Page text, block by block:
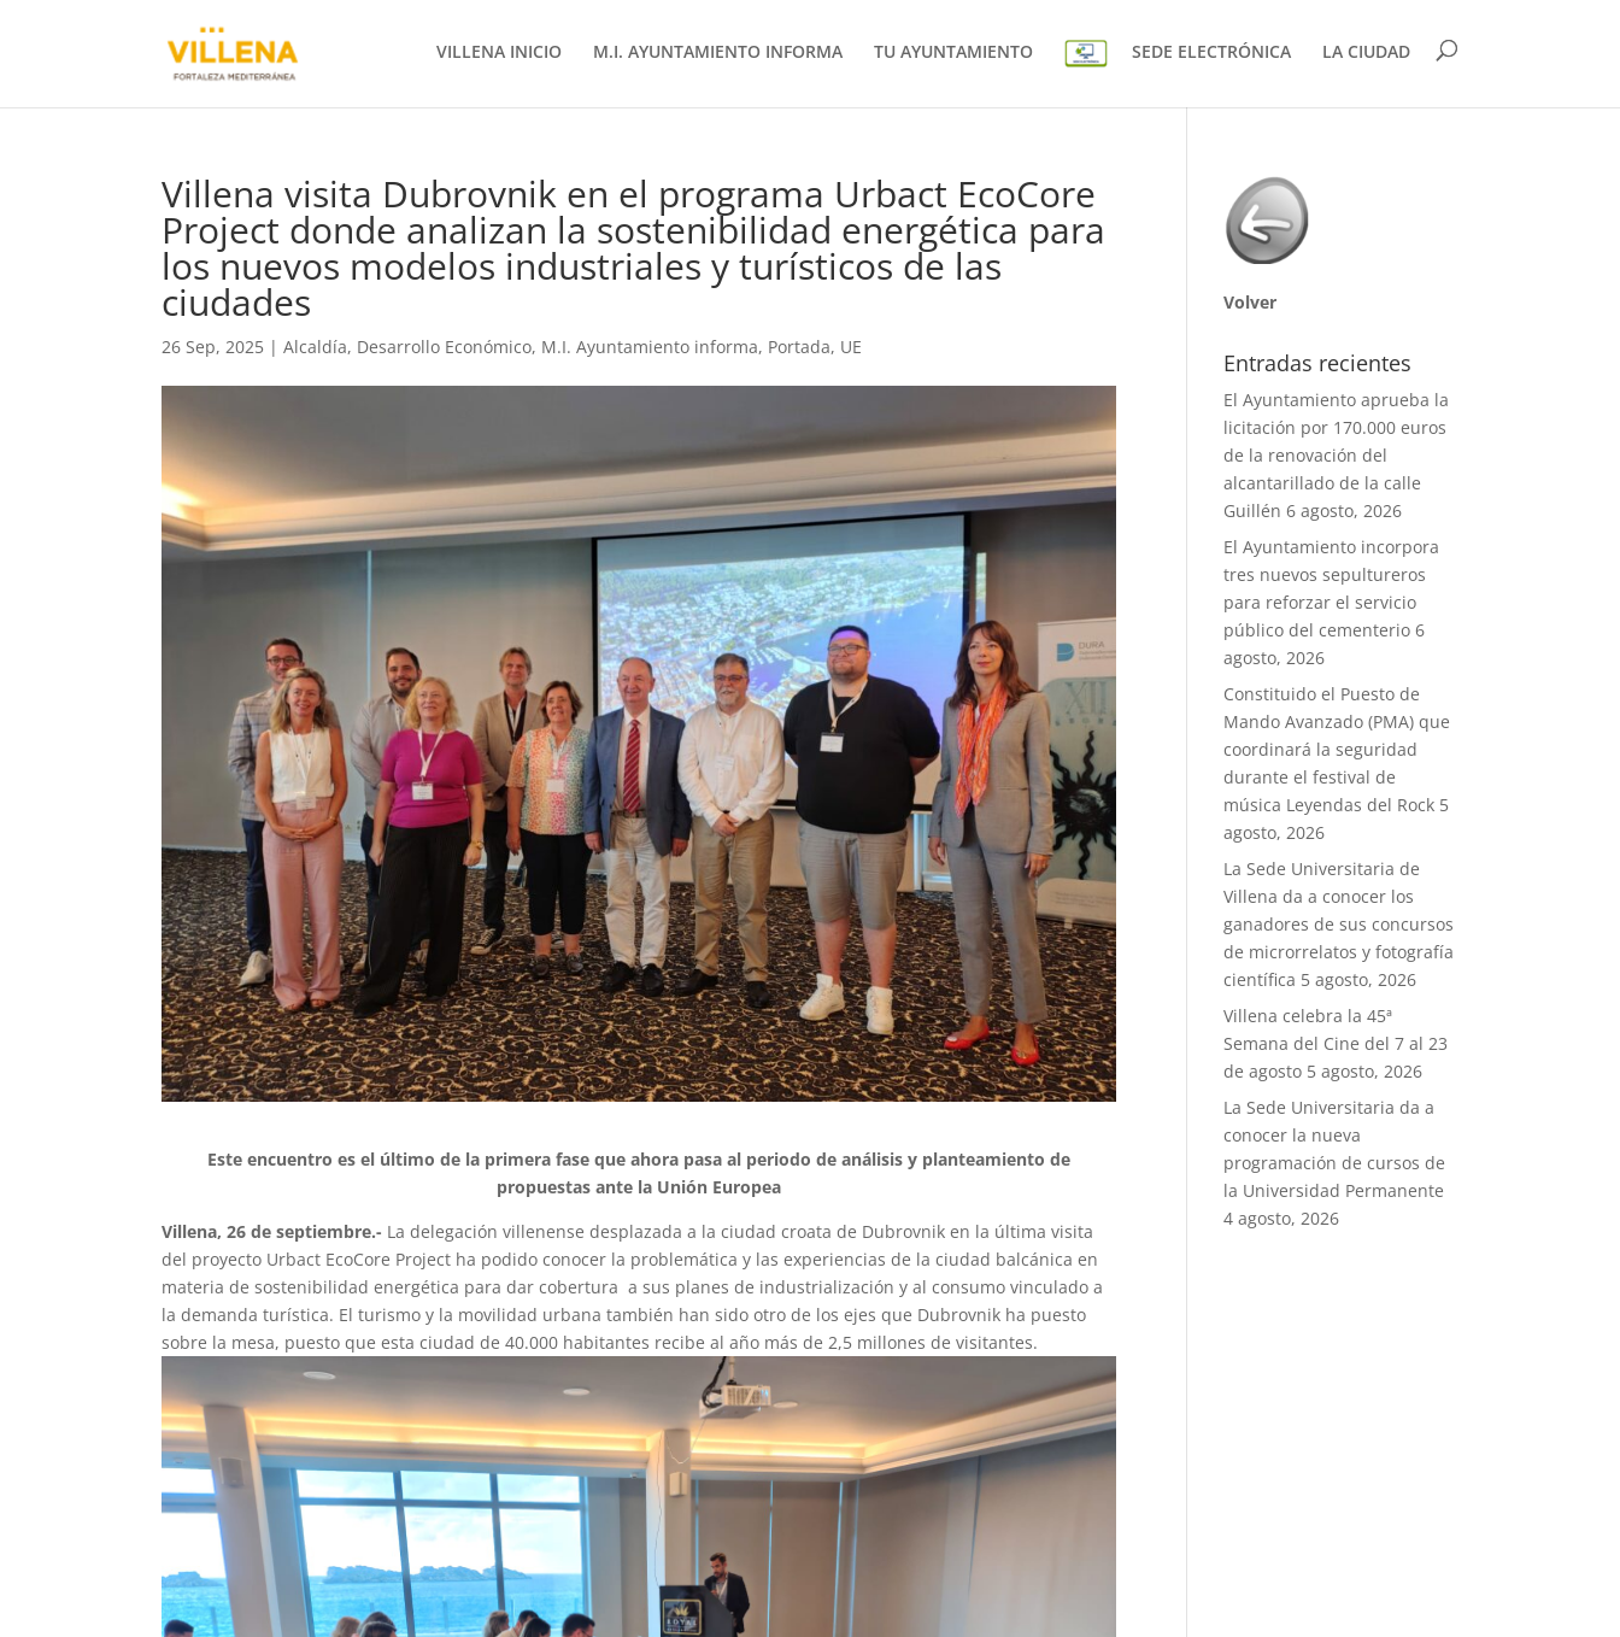
VILLENA INICIO M.I. AYUNTAMIENTO INFORMA TU AYUNTAMIENTO SEDE ELECTRÓNICA LA CIUDAD
Villena visita Dubrovnik en el programa Urbact EcoCore
Project donde analizan la sostenibilidad energética para
los nuevos modelos industriales y turísticos de las
ciudades
26 Sep, 2025 |Alcaldía, Desarrollo Económico, M.I. Ayuntamiento informa, Portada, UE
Este encuentro es el último de la primera fase que ahora pasa al periodo de análisis y planteamiento de
propuestas ante la Unión Europea
Villena, 26 de septiembre.- La delegación villenense desplazada a la ciudad croata de Dubrovnik en la última visita
del proyecto Urbact EcoCore Project ha podido conocer la problemática y las experiencias de la ciudad balcánica en
materia de sostenibilidad energética para dar cobertura a sus planes de industrialización y al consumo vinculado a
la demanda turística. El turismo y la movilidad urbana también han sido otro de los ejes que Dubrovnik ha puesto
sobre la mesa, puesto que esta ciudad de 40.000 habitantes recibe al año más de 2,5 millones de visitantes.
Volver
Entradas recientes
El Ayuntamiento aprueba la
licitación por 170.000 euros
de la renovación del
alcantarillado de la calle
Guillén 6 agosto, 2026
El Ayuntamiento incorpora
tres nuevos sepultureros
para reforzar el servicio
público del cementerio 6
agosto, 2026
Constituido el Puesto de
Mando Avanzado (PMA) que
coordinará la seguridad
durante el festival de
música Leyendas del Rock 5
agosto, 2026
La Sede Universitaria de
Villena da a conocer los
ganadores de sus concursos
de microrrelatos y fotografía
científica 5 agosto, 2026
Villena celebra la 45ª
Semana del Cine del 7 al 23
de agosto 5 agosto, 2026
La Sede Universitaria da a
conocer la nueva
programación de cursos de
la Universidad Permanente
4 agosto, 2026